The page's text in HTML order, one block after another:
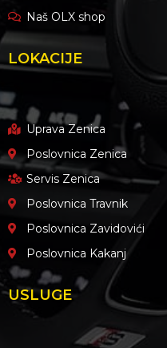
Naš OLX shop
LOKACIJE
Uprava Zenica
Poslovnica Zenica
Servis Zenica
Poslovnica Travnik
Poslovnica Zavidovići
Poslovnica Kakanj
USLUGE